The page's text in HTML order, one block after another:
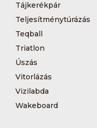
Tájkerékpár
Teljesítménytúrázás
Teqball
Triatlon
Úszás
Vitorlázás
Vizilabda
Wakeboard